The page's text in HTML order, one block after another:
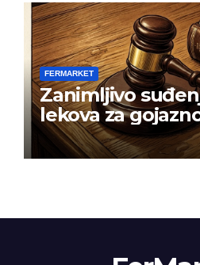
FERMARKET
Zanimljivo
lekova za